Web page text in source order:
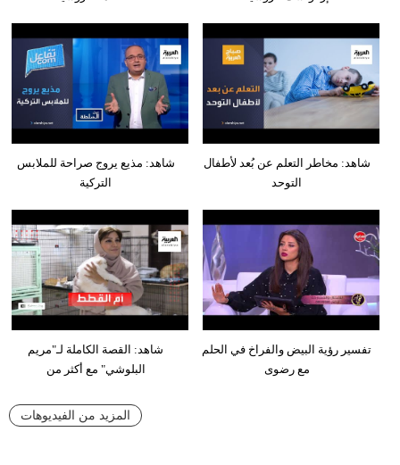
شاهد: مذيع يروج صراحة للملابس
التركية
شاهد: مخاطر التعلم عن بُعد لأطفال
التوحد
شاهد: القصة الكاملة لـ"مريم
البلوشي" مع أكثر من
تفسير رؤية البيض والفراخ في الحلم
مع رضوى
المزيد من الفيديوهات